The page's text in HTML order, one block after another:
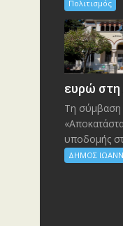
Πολιτισμός
ευρώ στη
Τη σύμβαση
υποδομής
ΔΗΜΟΣ